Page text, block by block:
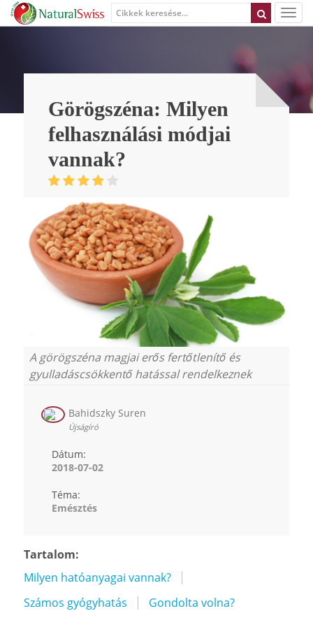
Görögszéna: Milyen
felhasználási módjai
vannak?
A görögszéna magjai erős fertőtlenítő és
gyulladáscsökkentő hatással rendelkeznek
Bahidszky Suren
Újságíró
Dátum:
2018-07-02
Téma:
Emésztés
Tartalom:
Milyen hatóanyagai vannak?
Számos gyógyhatás
Gondolta volna?